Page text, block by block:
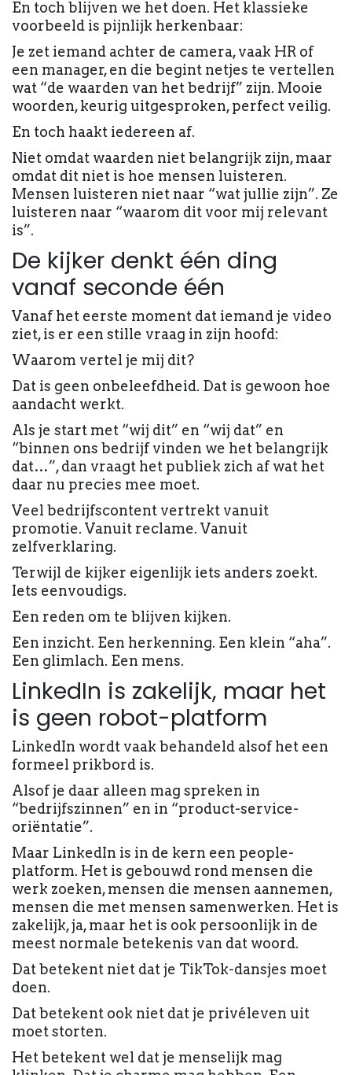
En toch blijven we het doen. Het klassieke
voorbeeld is pijnlijk herkenbaar:
Je zet iemand achter de camera, vaak HR of
een manager, en die begint netjes te vertellen
wat “de waarden van het bedrijf” zijn. Mooie
woorden, keurig uitgesproken, perfect veilig.
En toch haakt iedereen af.
Niet omdat waarden niet belangrijk zijn, maar
omdat dit niet is hoe mensen luisteren.
Mensen luisteren niet naar “wat jullie zijn”. Ze
luisteren naar “waarom dit voor mij relevant
is”.
De kijker denkt één ding
vanaf seconde één
Vanaf het eerste moment dat iemand je video
ziet, is er een stille vraag in zijn hoofd:
Waarom vertel je mij dit?
Dat is geen onbeleefdheid. Dat is gewoon hoe
aandacht werkt.
Als je start met “wij dit” en “wij dat” en
“binnen ons bedrijf vinden we het belangrijk
dat…”, dan vraagt het publiek zich af wat het
daar nu precies mee moet.
Veel bedrijfscontent vertrekt vanuit
promotie. Vanuit reclame. Vanuit
zelfverklaring.
Terwijl de kijker eigenlijk iets anders zoekt.
Iets eenvoudigs.
Een reden om te blijven kijken.
Een inzicht. Een herkenning. Een klein “aha”.
Een glimlach. Een mens.
LinkedIn is zakelijk, maar het
is geen robot-platform
LinkedIn wordt vaak behandeld alsof het een
formeel prikbord is.
Alsof je daar alleen mag spreken in
“bedrijfszinnen” en in “product-service-
oriëntatie”.
Maar LinkedIn is in de kern een people-
platform. Het is gebouwd rond mensen die
werk zoeken, mensen die mensen aannemen,
mensen die met mensen samenwerken. Het is
zakelijk, ja, maar het is ook persoonlijk in de
meest normale betekenis van dat woord.
Dat betekent niet dat je TikTok-dansjes moet
doen.
Dat betekent ook niet dat je privéleven uit
moet storten.
Het betekent wel dat je menselijk mag